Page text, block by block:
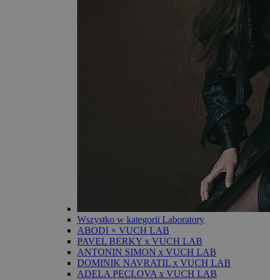
Wszystko w kategorii Laboratory
ABODI × VUCH LAB
PAVEL BERKY x VUCH LAB
ANTONIN SIMON x VUCH LAB
DOMINIK NAVRATIL x VUCH LAB
ADELA PECLOVA x VUCH LAB